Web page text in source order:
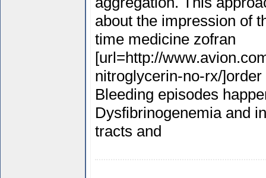
about the impression of
time medicine zofran
[url=http://
nitroglycerin-no-rx/
Bleeding episodes
Dysfibrinogenemia and
tracts and